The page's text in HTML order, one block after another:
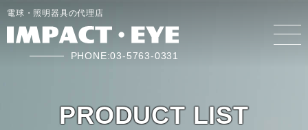
電球・照明器具の代理店
PHONE:03-5763-0331
PRODUCT LIST